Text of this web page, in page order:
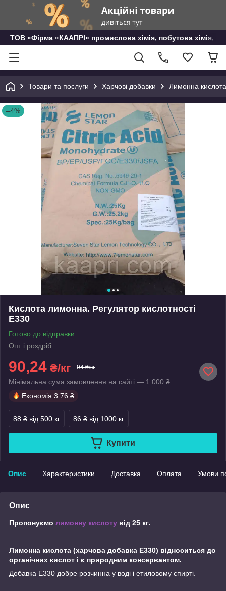
ТОВ «Фірма «КААПРІ» промислова хімія, побутова хімія,
Товари та послуги Харчові добавки Лимонна кислота
–4%
Кислота лимонна. Регулятор кислотності
Е330
Готово до відправки
Опт і роздріб
90,24 ₴/кг 94 ₴/кг
Мінімальна сума замовлення на сайті — 1 000 ₴
Економія 3.76 ₴
88 ₴ від 500 кг 86 ₴ від 1000 кг
Купити
Опис Характеристики Доставка Оплата Умови
Опис
Пропонуємо лимонну кислоту від 25 кг.
Лимонна кислота (харчова добавка Е330) відноситься до
органічних кислот і є природним консервантом.
Добавка Е330 добре розчинна у воді і етиловому спирті.